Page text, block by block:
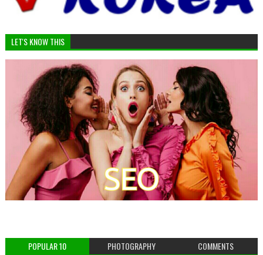
LET'S KNOW THIS
POPULAR 10 PHOTOGRAPHY COMMENTS